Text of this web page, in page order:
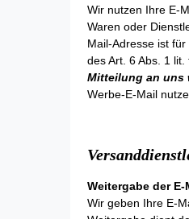
Wir nutzen Ihre E-
Waren oder
Mail-Adresse ist
des Art. 6 Abs. 1
Mitteilung an uns
Werbe-E-Mail
Weitergabe der
Wir geben Ihre E-